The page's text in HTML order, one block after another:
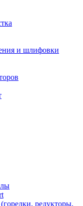
и шлифовки
редукторы,